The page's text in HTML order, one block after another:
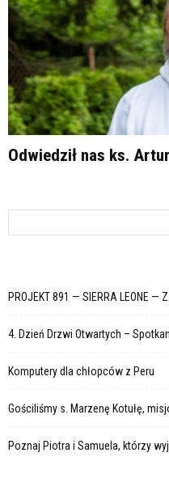
Odwiedził nas ks.
PROJEKT 891 — SIERRA LEONE —
4. Dzień Drzwi Otwartych –
Komputery dla chłopców z Peru
Gościliśmy s. Marzenę Kotułę,
Poznaj Piotra i Samuela, którzy